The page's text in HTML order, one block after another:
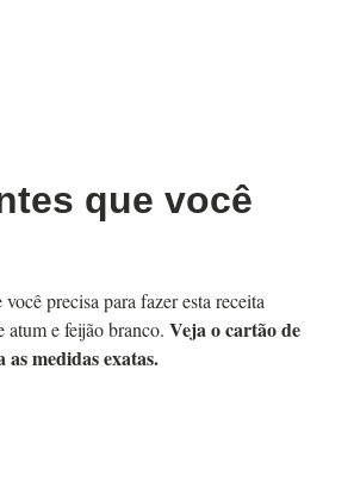
que você
precisa para fazer esta receita
atum e feijão branco. Veja o cartão de
medidas exatas.